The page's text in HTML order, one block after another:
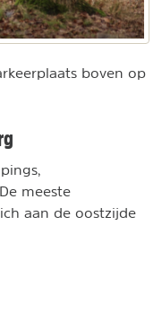
boven op
meeste
aan de oostzijde